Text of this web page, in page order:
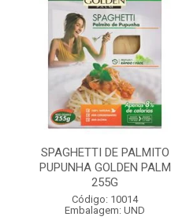
SPAGHETTI DE PALMITO
PUPUNHA GOLDEN PALM
255G
Código: 10014
Embalagem: UND